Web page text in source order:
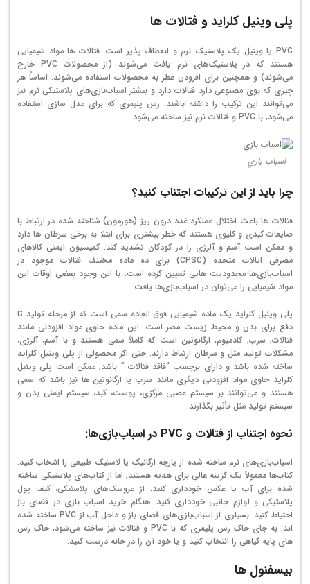
پلی وینیل کلراید و فتالات ها
PVC یا وینیل یک پلاستیک نرم و انعطاف پذیر است. فتالات ها مواد شیمیایی
هستند که در پلاستیک‌های نرم یافت می‌شوند (از محصولات PVC خارج
می‌شوند) و همچنین برای افزودن عطر به محصولات استفاده می‌شوند. اساساً هر
چیزی که بوی مصنوعی دارد فتالات دارد و بیشتر اسباب‌بازی‌های پلاستیکی نرم نیز
می‌توانند این ترکیب را داشته باشند. رس پلیمری که برای مدل سازی استفاده
می‌شود, با PVC و فتالات نرم نیز ساخته می‌شود.
اسباب بازي
چرا باید از این ترکیبات اجتناب کنید؟
فتالات ها باعث اختلال عملکرد غدد درون ریز (هورمون) شناخته شده در ارتباط با
ضایعات کبدی و کلیوی هستند که خطر بیشتری برای ابتلا به برخی سرطان ها دارد
و ممکن است آسم و آلرژی را در کودکان تشدید کند. کمیسیون ایمنی کالاهای
مصرفی ایالات متحده (CPSC) برای ده ماده مختلف فتالات موجود در
اسباب‌بازی‌ها محدودیت هایی تعیین کرده است. با این وجود بعضی اوقات این
مواد شیمیایی را می‌توان در اسباب‌بازی‌ها یافت.
پلی وینیل کلراید یک ماده شیمیایی فوق العاده سمی است که از مرحله تولید تا
دفع برای بدن و محیط زیست مضر است. این ماده حاوی مواد افزودنی مانند
فتالات, سرب, کادمیوم, ارگانوتین است که کاملاً سمی هستند و با آسم، آلرژی،
مشکلات تولید مثل و سرطان ارتباط دارند. حتی اگر محصولی از پلی وینیل کلراید
ساخته شده باشد و دارای برچسب “فاقد فتالات ” باشد, ممکن است پلی وینیل
کلراید حاوی مواد افزودنی دیگری مانند سرب یا ارگانوتین ها نیز باشد که سمی
هستند و می‌توانند بر سیستم عصبی مرکزی، پوست، کبد، سیستم ایمنی بدن و
سیستم تولید مثل تأثیر بگذارند.
نحوه اجتناب از فتالات و PVC در اسباب‌بازی‌ها:
اسباب‌بازی‌های نرم ساخته شده از پارچه ارگانیک یا لاستیک طبیعی را انتخاب کنید.
کتاب‌ها معمولاً یک گزینه عالی برای هدیه هستند, اما از کتاب‌های پلاستیکی ساخته
شده برای آب یا عکس خودداری کنید. از عروسک‌های پلاستیکی، کیف پول
پلاستیکی و لوازم جانبی خودداری کنید. هنگام خرید اسباب بازی در فضای باز
احتیاط کنید. بسیاری از اسباب‌بازی‌های فضای باز و داخل آب از PVC ساخته شده
اند. به جای خاک رس پلیمری که با PVC و فتالات نیز ساخته می‌شود, خاک رس
های پایه گیاهی را انتخاب کنید و یا خود آن را در خانه درست کنید.
بیسفنول ها